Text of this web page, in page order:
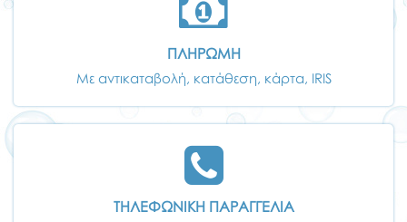
ΠΛΗΡΩΜΗ
Με αντικαταβολή, κατάθεση, κάρτα, IRIS
ΤΗΛΕΦΩΝΙΚΗ ΠΑΡΑΓΓΕΛΙΑ